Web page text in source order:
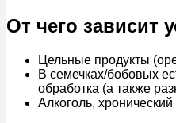
От чего зависит
Цельные продукты
В семечках/бобовых
обработка (а также
Алкоголь,